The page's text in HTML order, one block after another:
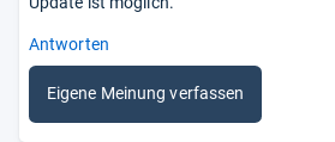
Antworten
Eigene Meinung verfassen